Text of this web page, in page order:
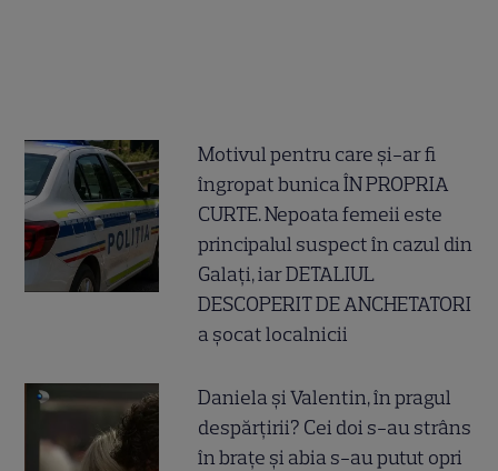
Motivul pentru care și-ar fi
îngropat bunica ÎN PROPRIA
CURTE. Nepoata femeii este
principalul suspect în cazul din
Galați, iar DETALIUL
DESCOPERIT DE ANCHETATORI
a șocat localnicii
Daniela și Valentin, în pragul
despărțirii? Cei doi s-au strâns
în brațe și abia s-au putut opri